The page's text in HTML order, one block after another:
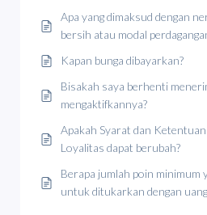
Apa yang dimaksud dengan
bersih atau modal
Kapan bunga dibayarkan?
Bisakah saya berhenti
mengaktifkannya?
Apakah Syarat dan
Loyalitas dapat berubah?
Berapa jumlah poin minimum
untuk ditukarkan dengan